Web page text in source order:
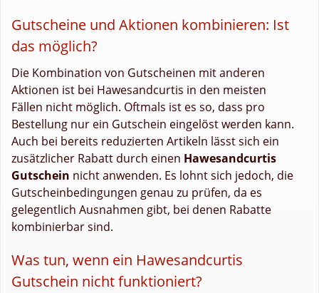
Gutscheine und Aktionen kombinieren: Ist
das möglich?
Die Kombination von Gutscheinen mit anderen
Aktionen ist bei Hawesandcurtis in den meisten
Fällen nicht möglich. Oftmals ist es so, dass pro
Bestellung nur ein Gutschein eingelöst werden kann.
Auch bei bereits reduzierten Artikeln lässt sich ein
zusätzlicher Rabatt durch einen Hawesandcurtis
Gutschein nicht anwenden. Es lohnt sich jedoch, die
Gutscheinbedingungen genau zu prüfen, da es
gelegentlich Ausnahmen gibt, bei denen Rabatte
kombinierbar sind.
Was tun, wenn ein Hawesandcurtis
Gutschein nicht funktioniert?